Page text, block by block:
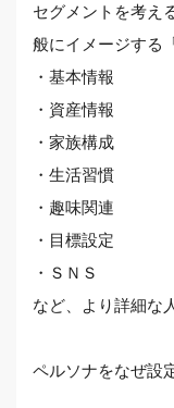
セグメントを考え
般にイメージする
・基本情報
・資産情報
・家族構成
・生活習慣
・趣味関連
・目標設定
・ＳＮＳ
など、より詳細な
ペルソナをなぜ設